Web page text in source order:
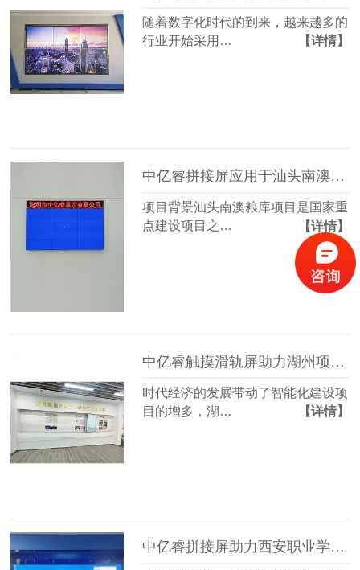
随着数字化时代的到来，越来越多的
行业开始采用…
【详情】
中亿睿拼接屏应用于汕头南澳粮库智慧监控系统
项目背景汕头南澳粮库项目是国家重
点建设项目之…
【详情】
中亿睿触摸滑轨屏助力湖州项目打造智能展厅
时代经济的发展带动了智能化建设项
目的增多，湖…
【详情】
中亿睿拼接屏助力西安职业学校打造智能课堂